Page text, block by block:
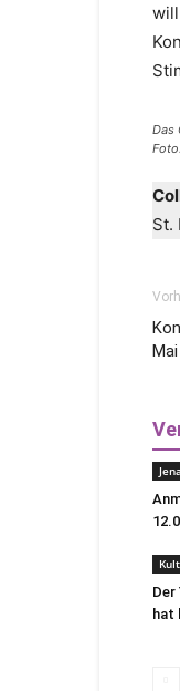
Das
St.
Jena
Der
hat